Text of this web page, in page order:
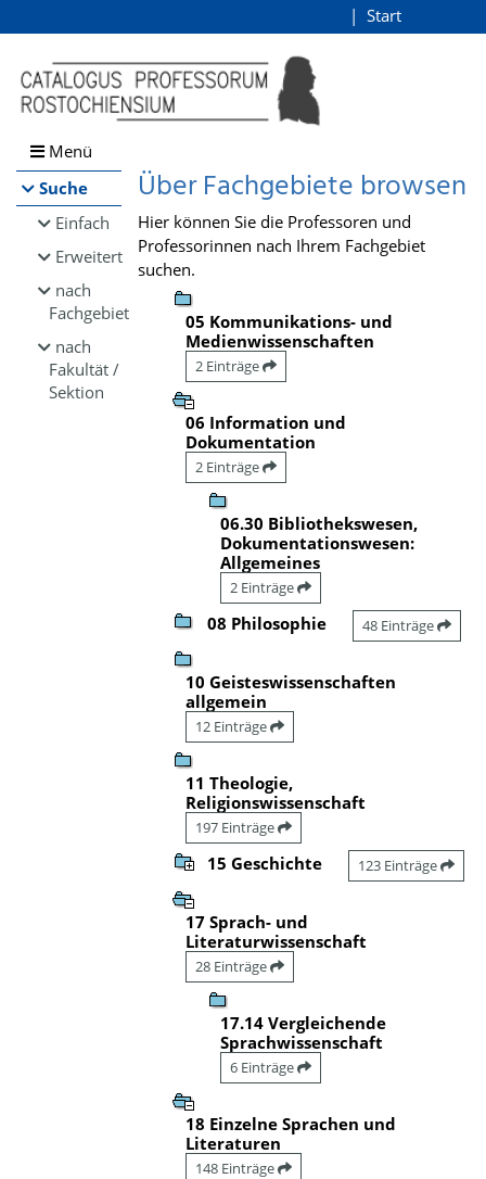
Browsen
direkt zum Inhalt
Start
Menü
Suche
Einfach
Erweitert
nach
Fachgebiet
nach
Fakultät /
Sektion
Über Fachgebiete browsen
Hier können Sie die Professoren und
Professorinnen nach Ihrem Fachgebiet
suchen.
05 Kommunikations- und
Medienwissenschaften
2 Einträge
06 Information und
Dokumentation
2 Einträge
06.30 Bibliothekswesen,
Dokumentationswesen:
Allgemeines
2 Einträge
08 Philosophie 48 Einträge
10 Geisteswissenschaften
allgemein
12 Einträge
11 Theologie,
Religionswissenschaft
197 Einträge
15 Geschichte 123 Einträge
17 Sprach- und
Literaturwissenschaft
28 Einträge
17.14 Vergleichende
Sprachwissenschaft
6 Einträge
18 Einzelne Sprachen und
Literaturen
148 Einträge